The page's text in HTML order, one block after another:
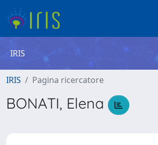
IRIS
IRIS Pagina ricercatore
BONATI, Elena